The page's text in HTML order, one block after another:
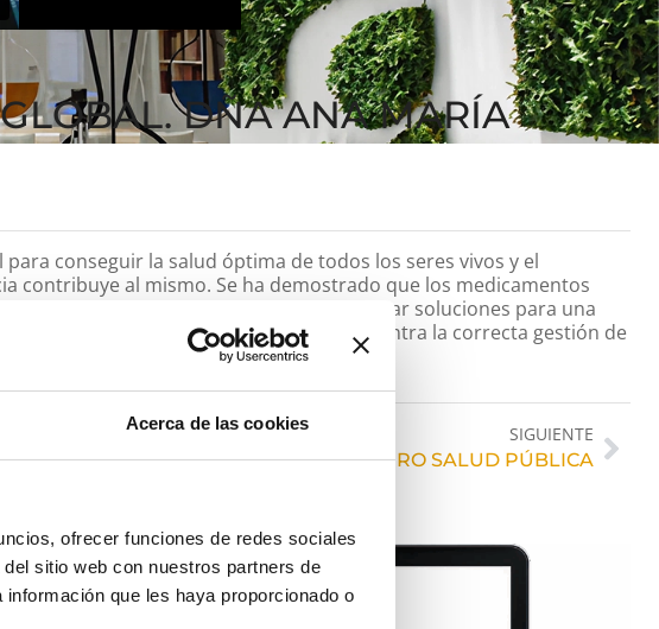
Acerca de las cookies
ofrecer funciones de redes sociales
sitio web con nuestros partners de
que les haya proporcionado o
DÑA ANA MARÍA
conseguir la salud óptima de todos los seres vivos y el
contribuye al mismo. Se ha demostrado que los medicamentos
medioambiente. Por ello se deben plantear soluciones para una
hacerle frente entre las que se encuentra la correcta gestión de
SIGUIENTE
INFORMACIÓN TV ADOLFO OTERO SALUD PÚBLICA